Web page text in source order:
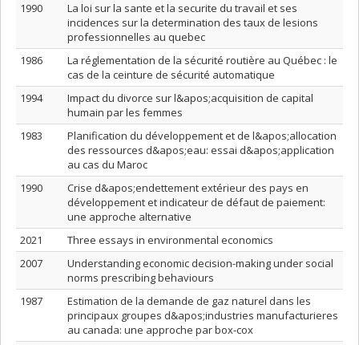
1990
La loi sur la sante et la securite du travail et ses
incidences sur la determination des taux de lesions
professionnelles au quebec
1986
La réglementation de la sécurité routière au Québec : le
cas de la ceinture de sécurité automatique
1994
Impact du divorce sur l&apos;acquisition de capital
humain par les femmes
1983
Planification du développement et de l&apos;allocation
des ressources d&apos;eau: essai d&apos;application
au cas du Maroc
1990
Crise d&apos;endettement extérieur des pays en
développement et indicateur de défaut de paiement:
une approche alternative
2021
Three essays in environmental economics
2007
Understanding economic decision-making under social
norms prescribing behaviours
1987
Estimation de la demande de gaz naturel dans les
principaux groupes d&apos;industries manufacturieres
au canada: une approche par box-cox